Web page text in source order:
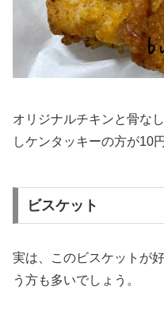
オリジナルチキンと骨な
しケンタッキーの方が10
ビスケット
実は、このビスケットが
う方も多いでしょう。